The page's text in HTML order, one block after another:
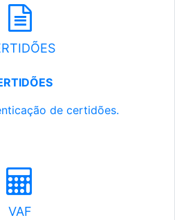
de certidões.
VAF